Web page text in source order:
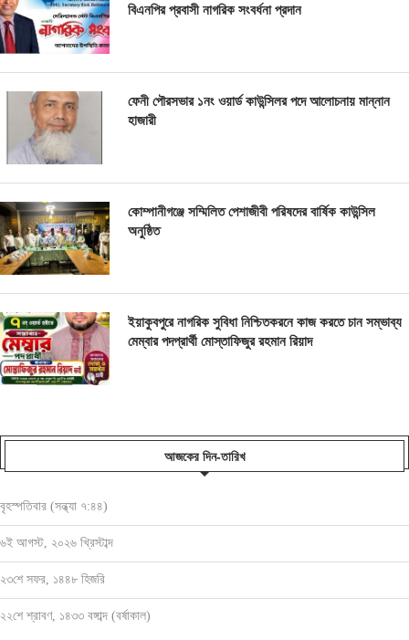
বিএনপির প্রবাসী নাগরিক সংবর্ধনা প্রদান
ফেনী পৌরসভার ১নং ওয়ার্ড কাউন্সিলর পদে আলোচনায় মান্নান
হাজারী
কোম্পানীগঞ্জে সম্মিলিত পেশাজীবী পরিষদের বার্ষিক কাউন্সিল
অনুষ্ঠিত
ইয়াকুবপুরে নাগরিক সুবিধা নিশ্চিতকরনে কাজ করতে চান সম্ভাব্য
মেম্বার পদপ্রার্থী মোস্তাফিজুর রহমান রিয়াদ
আজকের দিন-তারিখ
বৃহস্পতিবার (সন্ধ্যা ৭:৪৪)
৬ই আগস্ট, ২০২৬ খ্রিস্টাব্দ
২৩শে সফর, ১৪৪৮ হিজরি
২২শে শ্রাবণ, ১৪৩৩ বঙ্গাব্দ (বর্ষাকাল)